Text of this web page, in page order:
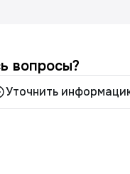
вопросы?
Уточнить